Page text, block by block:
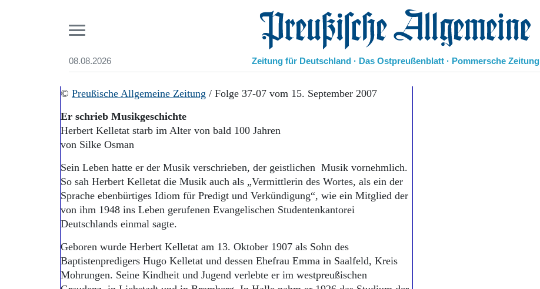
08.08.2026 Preußische Allgemeine Zeitung
Zeitung für Deutschland · Das Ostpreußenblatt · Pommersche Zeitung
Start
Aktuelle Ausgabe
Abonnenten-Login
Abonnent werden
Archiv
Mediadaten
Geschichte
Ostpreußen
Pommern
Berlin-Brandenburg
Suchen und finden
© Preußische Allgemeine Zeitung / Folge 37-07 vom 15. September 2007
Er schrieb Musikgeschichte
Herbert Kelletat starb im Alter von bald 100 Jahren
von Silke Osman
Sein Leben hatte er der Musik verschrieben, der geistlichen Musik vornehmlich.
So sah Herbert Kelletat die Musik auch als „Vermittlerin des Wortes, als ein der
Sprache ebenbürtiges Idiom für Predigt und Verkündigung“, wie ein Mitglied der
von ihm 1948 ins Leben gerufenen Evangelischen Studentenkantorei
Deutschlands einmal sagte.
Geboren wurde Herbert Kelletat am 13. Oktober 1907 als Sohn des
Baptistenpredigers Hugo Kelletat und dessen Ehefrau Emma in Saalfeld, Kreis
Mohrungen. Seine Kindheit und Jugend verlebte er im westpreußischen